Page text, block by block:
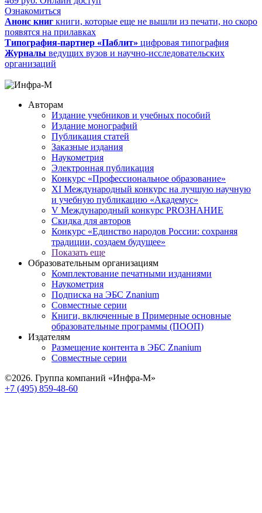
Ознакомиться
Анонс книг книги, которые еще не вышли из печати, но скоро
появятся на прилавках
Типография-партнер «Паблит» цифровая типография
Журналы ведущих вузов и научно-исследовательских
организаций
Авторам
Издание учебников и учебных пособий
Издание монографий
Публикация статей
Заказные издания
Наукометрия
Электронная публикация
Конкурс «Профессиональное образование»
XI Международный конкурс на лучшую научную
и учебную публикацию «Академус»
V Международный конкурс PROЗНАНИЕ
Скидка для авторов
Конкурс «Единство народов России: сохраняя
традиции, создаем будущее»
Показать еще
Образовательным организациям
Комплектование печатными изданиями
Наукометрия
Подписка на ЭБС Znanium
Совместные серии
Книги, включенные в Примерные основные
образовательные программы (ПООП)
Издателям
Размещение контента в ЭБС Znanium
Совместные серии
©2026. Группа компаний «Инфра-М»
+7 (495) 859-48-60